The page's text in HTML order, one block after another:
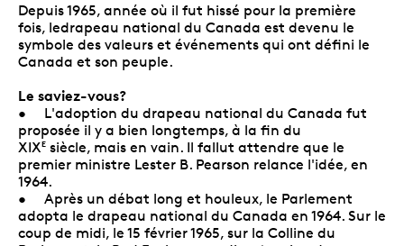
Depuis 1965, année où il fut hissé pour la première
fois, ledrapeau national du Canada est devenu le
symbole des valeurs et événements qui ont défini le
Canada et son peuple.
Le saviez-vous?
• L'adoption du drapeau national du Canada fut
proposée il y a bien longtemps, à la fin du
XIXE siècle, mais en vain. Il fallut attendre que le
premier ministre Lester B. Pearson relance l'idée, en
1964.
• Après un débat long et houleux, le Parlement
adopta le drapeau national du Canada en 1964. Sur le
coup de midi, le 15 février 1965, sur la Colline du